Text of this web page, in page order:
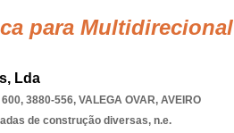
para Multidirecional
Lda
600, 3880-556, VALEGA OVAR, AVEIRO
de construção diversas, n.e.